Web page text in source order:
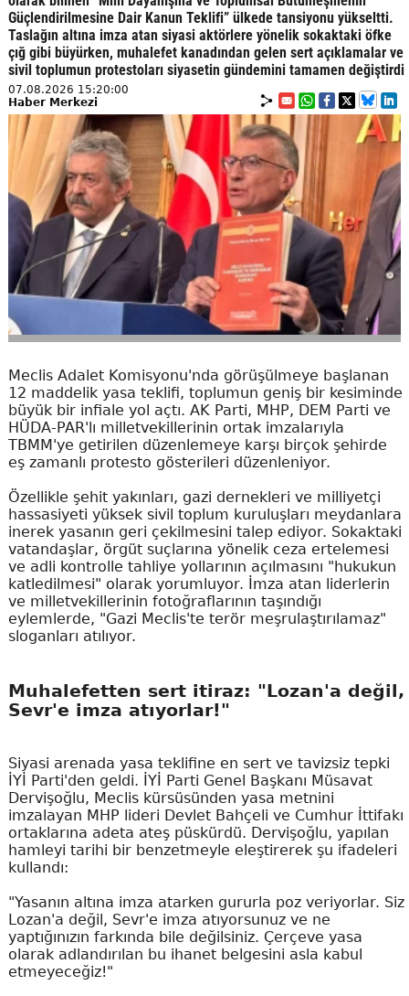
Güçlendirilmesine Dair Kanun Teklifi” ülkede tansiyonu yükseltti.
Taslağın altına imza atan siyasi aktörlere yönelik sokaktaki öfke
çığ gibi büyürken, muhalefet kanadından gelen sert açıklamalar ve
sivil toplumun protestoları siyasetin gündemini tamamen değiştirdi
07.08.2026 15:20:00
Haber Merkezi
Meclis Adalet Komisyonu'nda görüşülmeye başlanan
12 maddelik yasa teklifi, toplumun geniş bir kesiminde
büyük bir infiale yol açtı. AK Parti, MHP, DEM Parti ve
HÜDA-PAR'lı milletvekillerinin ortak imzalarıyla
TBMM'ye getirilen düzenlemeye karşı birçok şehirde
eş zamanlı protesto gösterileri düzenleniyor.
Özellikle şehit yakınları, gazi dernekleri ve milliyetçi
hassasiyeti yüksek sivil toplum kuruluşları meydanlara
inerek yasanın geri çekilmesini talep ediyor. Sokaktaki
vatandaşlar, örgüt suçlarına yönelik ceza ertelemesi
ve adli kontrolle tahliye yollarının açılmasını "hukukun
katledilmesi" olarak yorumluyor. İmza atan liderlerin
ve milletvekillerinin fotoğraflarının taşındığı
eylemlerde, "Gazi Meclis'te terör meşrulaştırılamaz"
sloganları atılıyor.
Muhalefetten sert itiraz: "Lozan'a değil,
Sevr'e imza atıyorlar!"
Siyasi arenada yasa teklifine en sert ve tavizsiz tepki
İYİ Parti'den geldi. İYİ Parti Genel Başkanı Müsavat
Dervişoğlu, Meclis kürsüsünden yasa metnini
imzalayan MHP lideri Devlet Bahçeli ve Cumhur İttifakı
ortaklarına adeta ateş püskürdü. Dervişoğlu, yapılan
hamleyi tarihi bir benzetmeyle eleştirerek şu ifadeleri
kullandı:
"Yasanın altına imza atarken gururla poz veriyorlar. Siz
Lozan'a değil, Sevr'e imza atıyorsunuz ve ne
yaptığınızın farkında bile değilsiniz. Çerçeve yasa
olarak adlandırılan bu ihanet belgesini asla kabul
etmeyeceğiz!"